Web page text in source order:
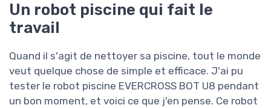
Un robot piscine qui fait le
travail
Quand il s'agit de nettoyer sa piscine, tout le monde
veut quelque chose de simple et efficace. J'ai pu
tester le robot piscine EVERCROSS BOT U8 pendant
un bon moment, et voici ce que j'en pense. Ce robot